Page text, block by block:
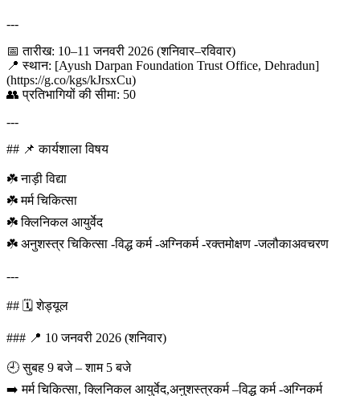
---
📅 तारीख: 10–11 जनवरी 2026 (शनिवार–रविवार)
📍 स्थान: [Ayush Darpan Foundation Trust Office, Dehradun]
(https://g.co/kgs/kJrsxCu)
👥 प्रतिभागियों की सीमा: 50
---
## 📌 कार्यशाला विषय
☘️ नाड़ी विद्या
☘️ मर्म चिकित्सा
☘️ क्लिनिकल आयुर्वेद
☘️ अनुशस्त्र चिकित्सा -विद्ध कर्म -अग्निकर्म -रक्तमोक्षण -जलौकाअवचरण
---
## 🗓️ शेड्यूल
### 📍 10 जनवरी 2026 (शनिवार)
🕘 सुबह 9 बजे – शाम 5 बजे
➡️ मर्म चिकित्सा, क्लिनिकल आयुर्वेद,अनुशस्त्रकर्म –विद्ध कर्म -अग्निकर्म